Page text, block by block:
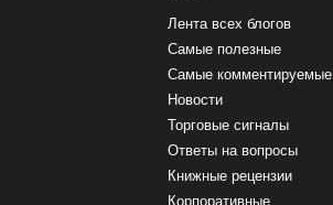
Лента всех блогов
Самые полезные
Самые комментируемые
Новости
Торговые сигналы
Ответы на вопросы
Книжные рецензии
Корпоративные